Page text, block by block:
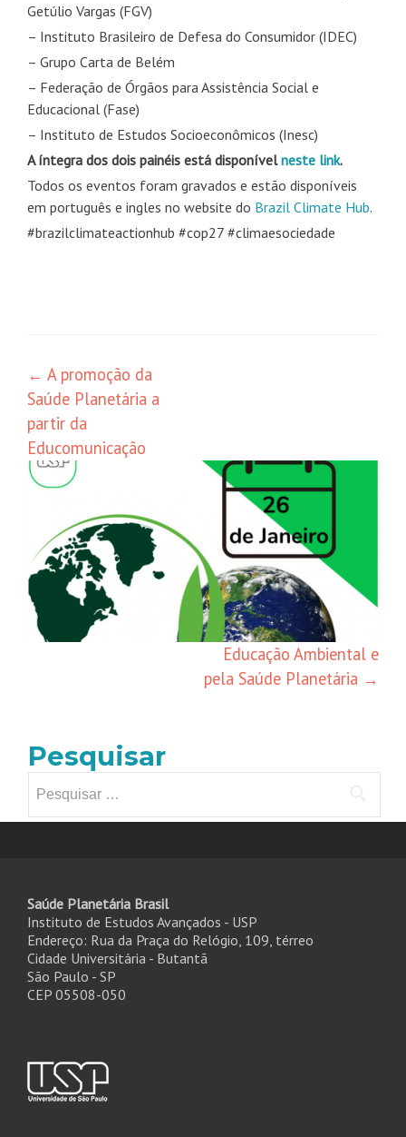
Getúlio Vargas (FGV)
– Instituto Brasileiro de Defesa do Consumidor (IDEC)
– Grupo Carta de Belém
– Federação de Órgãos para Assistência Social e
Educacional (Fase)
– Instituto de Estudos Socioeconômicos (Inesc)
A íntegra dos dois painéis está disponívelneste link.
Todos os eventos foram gravados e estão disponíveis
em português e ingles no website do Brazil Climate Hub.
#brazilclimateactionhub #cop27 #climaesociedade
Navegação
de
posts
← A promoção da
Saúde Planetária a
partir da
Educomunicação
Educação Ambiental e
pela Saúde Planetária →
Pesquisar
por:
Saúde Planetária Brasil
Instituto de Estudos Avançados - USP
Endereço: Rua da Praça do Relógio, 109, térreo
Cidade Universitária - Butantã
São Paulo - SP
CEP 05508-050